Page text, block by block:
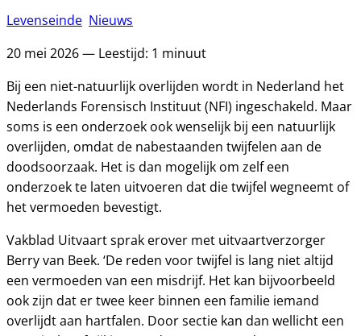
Levenseinde Nieuws
20 mei 2026 — Leestijd: 1 minuut
Bij een niet-natuurlijk overlijden wordt in Nederland het
Nederlands Forensisch Instituut (NFI) ingeschakeld. Maar
soms is een onderzoek ook wenselijk bij een natuurlijk
overlijden, omdat de nabestaanden twijfelen aan de
doodsoorzaak. Het is dan mogelijk om zelf een
onderzoek te laten uitvoeren dat die twijfel wegneemt of
het vermoeden bevestigt.
Vakblad Uitvaart sprak erover met uitvaartverzorger
Berry van Beek. ‘De reden voor twijfel is lang niet altijd
een vermoeden van een misdrijf. Het kan bijvoorbeeld
ook zijn dat er twee keer binnen een familie iemand
overlijdt aan hartfalen. Door sectie kan dan wellicht een